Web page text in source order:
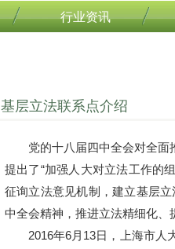
行业资讯
基层立法联系点介绍
党的十八届四中全会对全
提出了“加强人大对立法工作的
征询立法意见机制，建立基层
中全会精神，推进立法精细化、
2016年6月13日，上海市人